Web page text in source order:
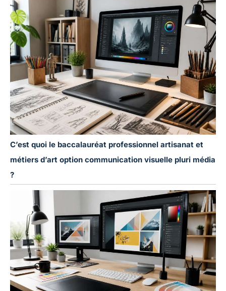
C’est quoi le baccalauréat professionnel artisanat et
métiers d’art option communication visuelle pluri média
?